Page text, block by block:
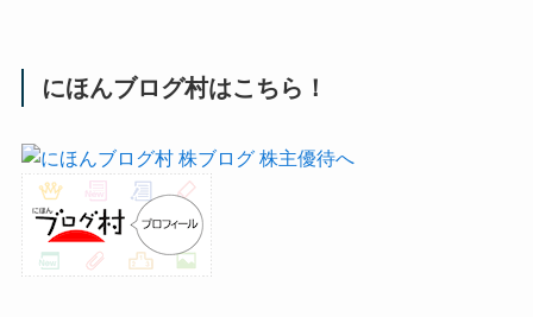
にほんブログ村はこちら！